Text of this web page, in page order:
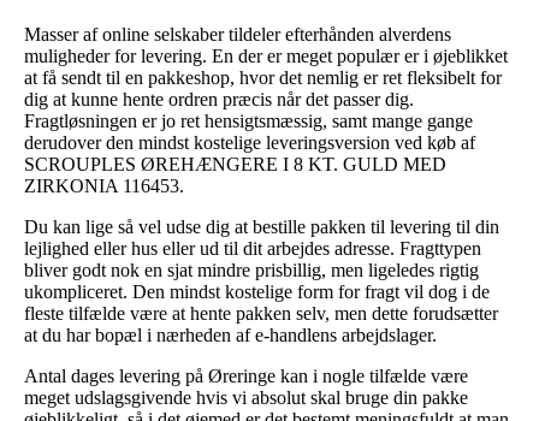
Masser af online selskaber tildeler efterhånden alverdens
muligheder for levering. En der er meget populær er i øjeblikket
at få sendt til en pakkeshop, hvor det nemlig er ret fleksibelt for
dig at kunne hente ordren præcis når det passer dig.
Fragtløsningen er jo ret hensigtsmæssig, samt mange gange
derudover den mindst kostelige leveringsversion ved køb af
SCROUPLES ØREHÆNGERE I 8 KT. GULD MED
ZIRKONIA 116453.
Du kan lige så vel udse dig at bestille pakken til levering til din
lejlighed eller hus eller ud til dit arbejdes adresse. Fragttypen
bliver godt nok en sjat mindre prisbillig, men ligeledes rigtig
ukompliceret. Den mindst kostelige form for fragt vil dog i de
fleste tilfælde være at hente pakken selv, men dette forudsætter
at du har bopæl i nærheden af e-handlens arbejdslager.
Antal dages levering på Øreringe kan i nogle tilfælde være
meget udslagsgivende hvis vi absolut skal bruge din pakke